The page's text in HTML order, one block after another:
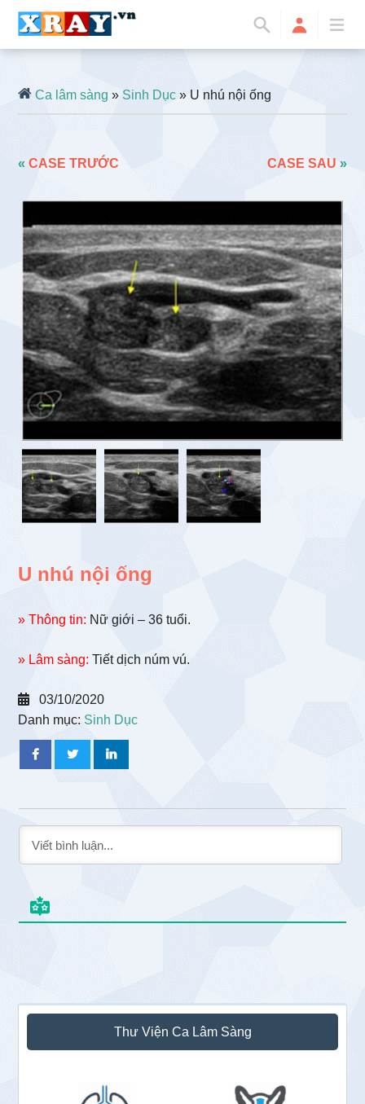
Ca lâm sàng »Sinh Dục » U nhú nội ống
«CASE TRƯỚC CASE SAU »
U nhú nội ống
» Thông tin: Nữ giới – 36 tuổi.
» Lâm sàng: Tiết dịch núm vú.
03/10/2020
Danh mục: Sinh Dục
Sidebar
chính
Thư Viện Ca Lâm Sàng